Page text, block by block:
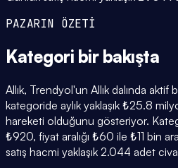
PAZARIN ÖZETİ
Kategori bir bakışta
Allık, Trendyol'un Allık dalında
kategoride aylık yaklaşık ₺25.8
hareketi olduğunu gösteriyor.
₺920, fiyat aralığı ₺60 ile ₺11 bin
satış hacmi yaklaşık 2.044 adet